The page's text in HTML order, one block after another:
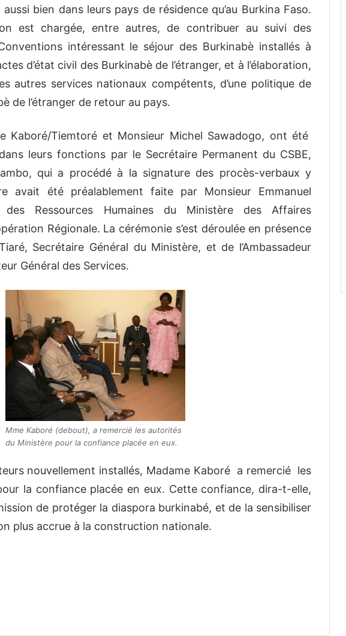
aussi bien dans leurs pays de résidence qu’au Burkina Faso.
est chargée, entre autres, de contribuer au suivi des
intéressant le séjour des Burkinabè installés à
d’état civil des Burkinabè de l’étranger, et à l’élaboration,
autres services nationaux compétents, d’une politique de
de l’étranger de retour au pays.
Kaboré/Tiemtoré et Monsieur Michel Sawadogo, ont été
leurs fonctions par le Secrétaire Permanent du CSBE,
qui a procédé à la signature des procès-verbaux y
avait été préalablement faite par Monsieur Emmanuel
des Ressources Humaines du Ministère des Affaires
Régionale. La cérémonie s’est déroulée en présence
Secrétaire Général du Ministère, et de l’Ambassadeur
Général des Services.
Mme Kaboré (debout), a remercié les autorités
du Ministère pour la confiance placée en eux.
nouvellement installés, Madame Kaboré a remercié les
la confiance placée en eux. Cette confiance, dira-t-elle,
de protéger la diaspora burkinabé, et de la sensibiliser
plus accrue à la construction nationale.